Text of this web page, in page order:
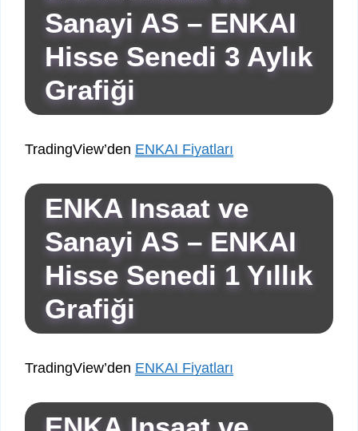
Sanayi AS – ENKAI
Hisse Senedi 3 Aylık
Grafiği
TradingView’den ENKAI Fiyatları
ENKA Insaat ve
Sanayi AS – ENKAI
Hisse Senedi 1 Yıllık
Grafiği
TradingView’den ENKAI Fiyatları